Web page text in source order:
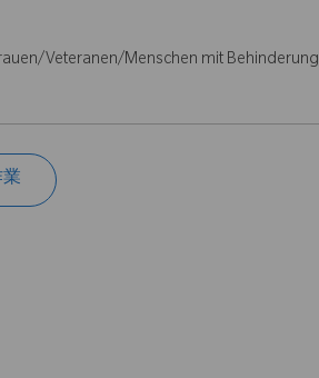
Veteranen/Menschen mit Behinderung